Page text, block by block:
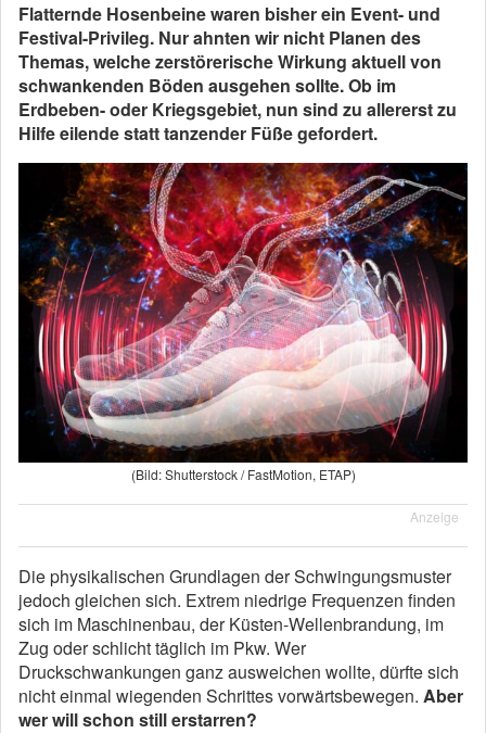
Flatternde Hosenbeine waren bisher ein Event- und
Festival-Privileg. Nur ahnten wir nicht Planen des
Themas, welche zerstörerische Wirkung aktuell von
schwankenden Böden ausgehen sollte. Ob im
Erdbeben- oder Kriegsgebiet, nun sind zu allererst zu
Hilfe eilende statt tanzender Füße gefordert.
(Bild: Shutterstock / FastMotion, ETAP)
Anzeige
Die physikalischen Grundlagen der Schwingungsmuster
jedoch gleichen sich. Extrem niedrige Frequenzen finden
sich im Maschinenbau, der Küsten-Wellenbrandung, im
Zug oder schlicht täglich im Pkw. Wer
Druckschwankungen ganz ausweichen wollte, dürfte sich
nicht einmal wiegenden Schrittes vorwärtsbewegen. Aber
wer will schon still erstarren?